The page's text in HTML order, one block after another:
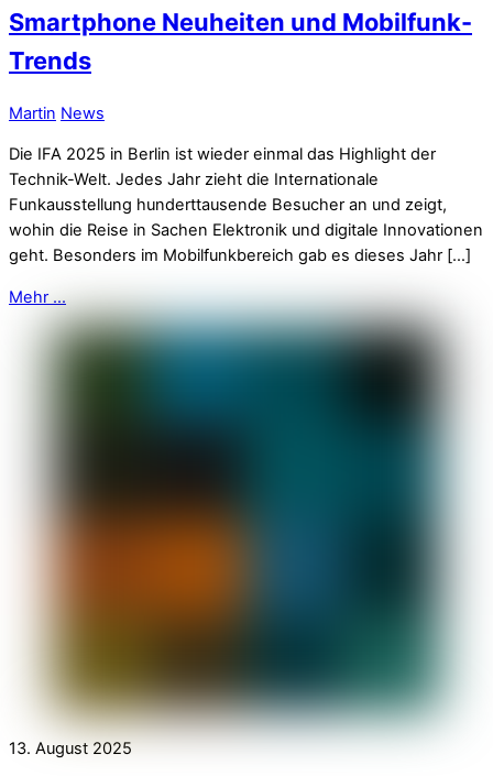
Smartphone Neuheiten und Mobilfunk-
Trends
Martin News
Die IFA 2025 in Berlin ist wieder einmal das Highlight der
Technik-Welt. Jedes Jahr zieht die Internationale
Funkausstellung hunderttausende Besucher an und zeigt,
wohin die Reise in Sachen Elektronik und digitale Innovationen
geht. Besonders im Mobilfunkbereich gab es dieses Jahr […]
Mehr ...
13. August 2025